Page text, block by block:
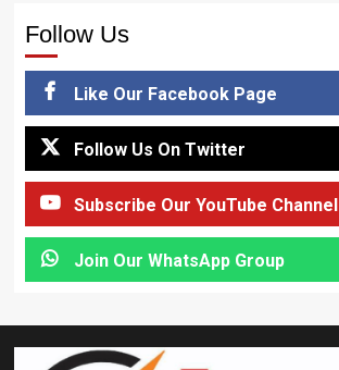
Follow Us
Like Our Facebook Page
Follow Us On Twitter
Subscribe Our YouTube Channel
Join Our WhatsApp Group